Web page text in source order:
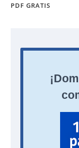
PDF GRATIS